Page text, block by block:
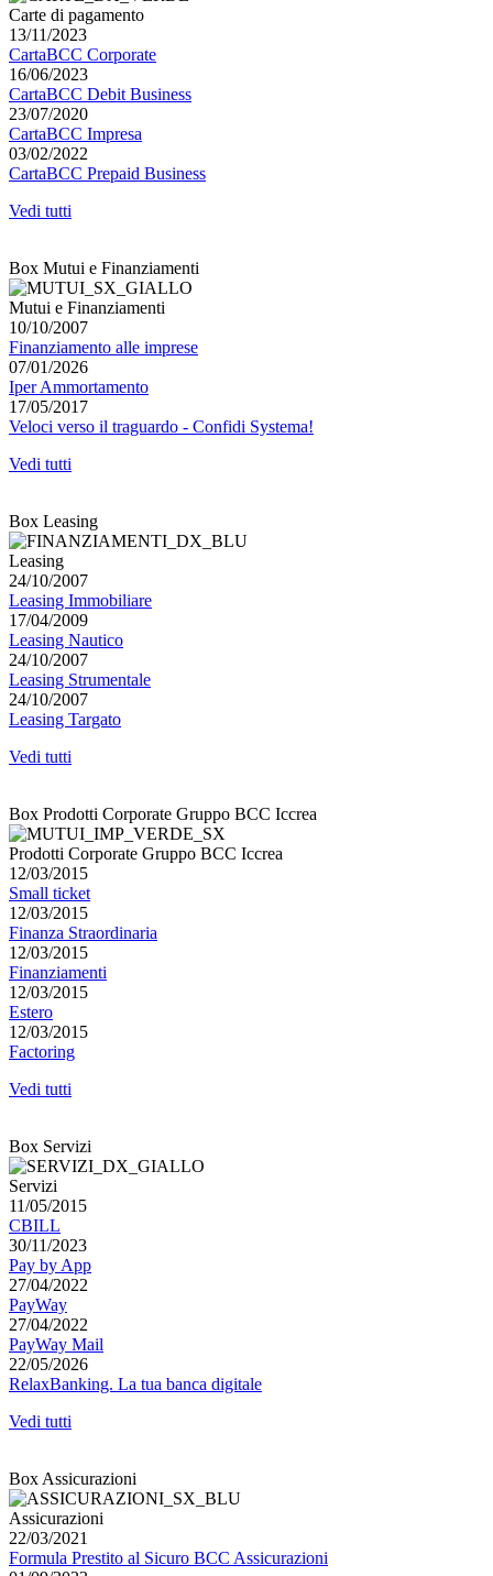
Carte di pagamento
13/11/2023
CartaBCC Corporate
16/06/2023
CartaBCC Debit Business
23/07/2020
CartaBCC Impresa
03/02/2022
CartaBCC Prepaid Business
Vedi tutti
Box Mutui e Finanziamenti
Mutui e Finanziamenti
10/10/2007
Finanziamento alle imprese
07/01/2026
Iper Ammortamento
17/05/2017
Veloci verso il traguardo - Confidi Systema!
Vedi tutti
Box Leasing
Leasing
24/10/2007
Leasing Immobiliare
17/04/2009
Leasing Nautico
24/10/2007
Leasing Strumentale
24/10/2007
Leasing Targato
Vedi tutti
Box Prodotti Corporate Gruppo BCC Iccrea
Prodotti Corporate Gruppo BCC Iccrea
12/03/2015
Small ticket
12/03/2015
Finanza Straordinaria
12/03/2015
Finanziamenti
12/03/2015
Estero
12/03/2015
Factoring
Vedi tutti
Box Servizi
Servizi
11/05/2015
CBILL
30/11/2023
Pay by App
27/04/2022
PayWay
27/04/2022
PayWay Mail
22/05/2026
RelaxBanking. La tua banca digitale
Vedi tutti
Box Assicurazioni
Assicurazioni
22/03/2021
Formula Prestito al Sicuro BCC Assicurazioni